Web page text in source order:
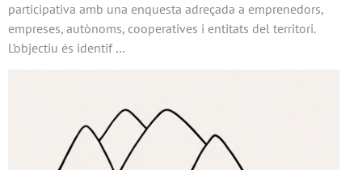
participativa amb una enquesta adreçada a emprenedors,
empreses, autònoms, cooperatives i entitats del territori.
L’objectiu és identif …